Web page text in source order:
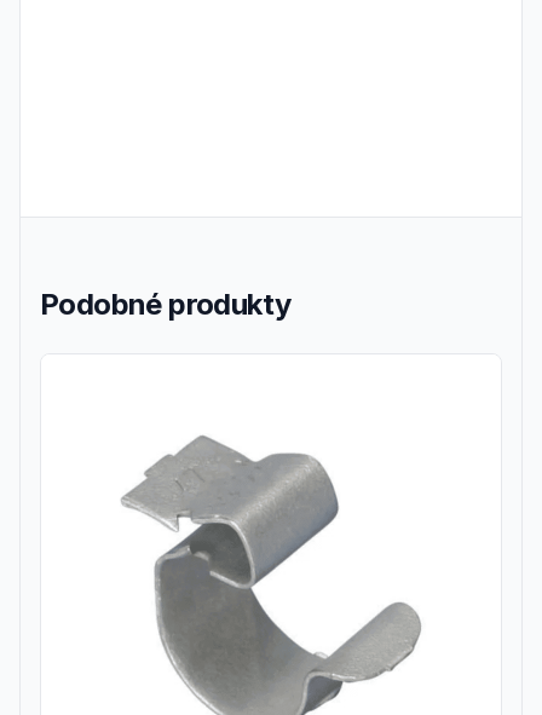
Podobné produkty